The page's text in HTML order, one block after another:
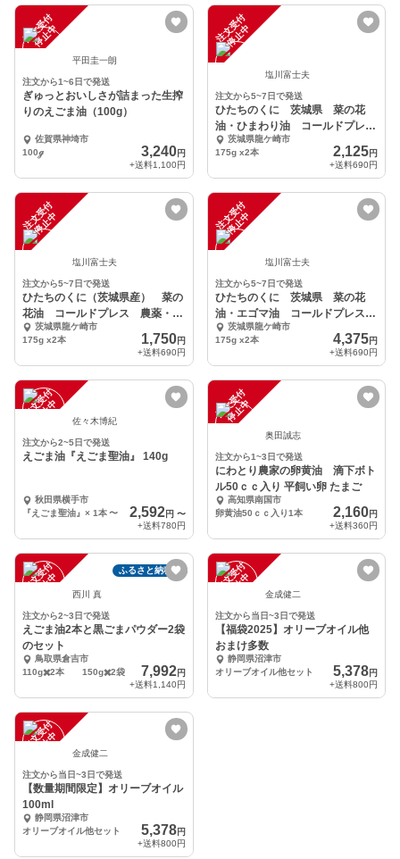
注
文
受
付
停
止
中
平田圭一朗
注文から1~6日で発送
ぎゅっとおいしさが詰まった生搾
りのえごま油（100g）
佐賀県神埼市
100ℊ
3,240円
+送料1,100円
注
文
受
付
停
止
中
塩川富士夫
注文から5~7日で発送
ひたちのくに 茨城県 菜の花
油・ひまわり油 コールドプレ
ス 農薬・化学肥料不使用
茨城県龍ケ崎市
175g x2本
2,125円
+送料690円
注
文
受
付
停
止
中
塩川富士夫
注文から5~7日で発送
ひたちのくに（茨城県産） 菜の
花油 コールドプレス 農薬・化
学肥料不使用
茨城県龍ケ崎市
175g x2本
1,750円
+送料690円
注
文
受
付
停
止
中
塩川富士夫
注文から5~7日で発送
ひたちのくに 茨城県 菜の花
油・エゴマ油 コールドプレス
農薬・化学肥料不使用
茨城県龍ケ崎市
175g x2本
4,375円
+送料690円
注
文
受
付
停
止
中 佐々木博紀
注文から2~5日で発送
えごま油『えごま聖油』 140g
秋田県横手市
『えごま聖油』× 1本〜 2,592円 〜
+送料780円
注
文
受
付
停
止
中
奥田誠志
注文から1~3日で発送
にわとり農家の卵黄油 滴下ボト
ル50ｃｃ入り 平飼い卵 たまご
高知県南国市
卵黄油50ｃｃ入り1本
2,160円
+送料360円
注
文
受
付
停
止
中
ふるさと納税可
西川 真
注文から2~3日で発送
えごま油2本と黒ごまパウダー2袋
のセット
鳥取県倉吉市
110g✖️2本 150g✖️2袋
7,992円
+送料1,140円
注
文
受
付
停
止
中 金成健二
注文から当日~3日で発送
【福袋2025】オリーブオイル他
おまけ多数
静岡県沼津市
オリーブオイル他セット
5,378円
+送料800円
注
文
受
付
停
止
中 金成健二
注文から当日~3日で発送
【数量期間限定】オリーブオイル
100ml
静岡県沼津市
オリーブオイル他セット
5,378円
+送料800円